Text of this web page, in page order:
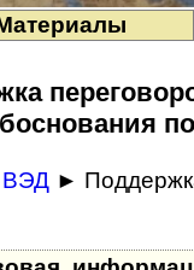
ВЭД ►